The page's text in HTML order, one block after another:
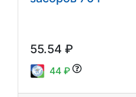
55.54 ₽
44 ₽